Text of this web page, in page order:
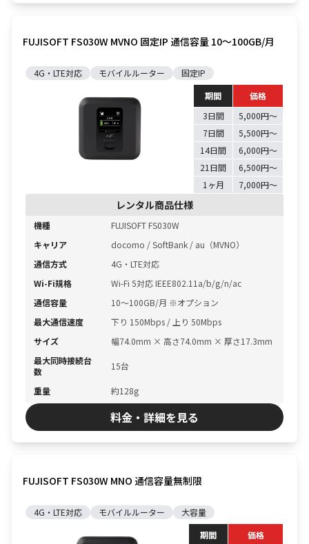
FUJISOFT FS030W MVNO 固定IP 通信容量 10〜100GB/月
4G・LTE対応 モバイルルーター
固定IP
期間
価格
3日間
5,000円〜
7日間
5,500円〜
14日間
6,000円〜
21日間
6,500円〜
1ヶ月
7,000円〜
レンタル商品仕様
機種
FUJISOFT FS030W
キャリア
docomo / SoftBank / au（MVNO）
通信方式
4G・LTE対応
Wi-Fi規格
Wi-Fi 5対応 IEEE802.11a/b/g/n/ac
通信容量
10〜100GB/月 ※オプション
最大通信速度
下り 150Mbps / 上り 50Mbps
サイズ
幅74.0mm × 高さ74.0mm × 厚さ17.3mm
最大同時接続台
数
15台
重量 約128g
料金・詳細を見る
FUJISOFT FS030W MNO 通信容量無制限
4G・LTE対応 モバイルルーター
大容量
期間
価格